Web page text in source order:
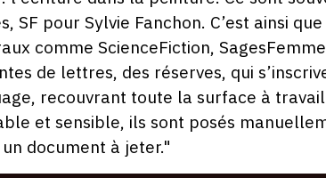
SAMEDI
25
MAI
2019
pour Sylvie Fanchon. C’est ainsi que
comme ScienceFiction,
de lettres, des réserves, qui
recouvrant toute la surface à
et sensible, ils sont posés
document à jeter."